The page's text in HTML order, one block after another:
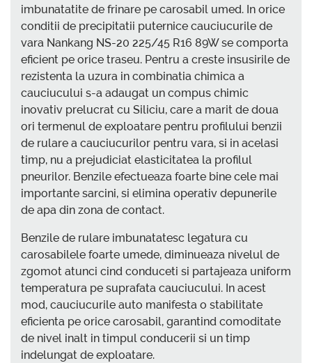
imbunatatite de frinare pe carosabil umed. In orice
conditii de precipitatii puternice cauciucurile de
vara Nankang NS-20 225/45 R16 89W se comporta
eficient pe orice traseu. Pentru a creste insusirile de
rezistenta la uzura in combinatia chimica a
cauciucului s-a adaugat un compus chimic
inovativ prelucrat cu Siliciu, care a marit de doua
ori termenul de exploatare pentru profilului benzii
de rulare a cauciucurilor pentru vara, si in acelasi
timp, nu a prejudiciat elasticitatea la profilul
pneurilor. Benzile efectueaza foarte bine cele mai
importante sarcini, si elimina operativ depunerile
de apa din zona de contact.
Benzile de rulare imbunatatesc legatura cu
carosabilele foarte umede, diminueaza nivelul de
zgomot atunci cind conduceti si partajeaza uniform
temperatura pe suprafata cauciucului. In acest
mod, cauciucurile auto manifesta o stabilitate
eficienta pe orice carosabil, garantind comoditate
de nivel inalt in timpul conducerii si un timp
indelungat de exploatare.